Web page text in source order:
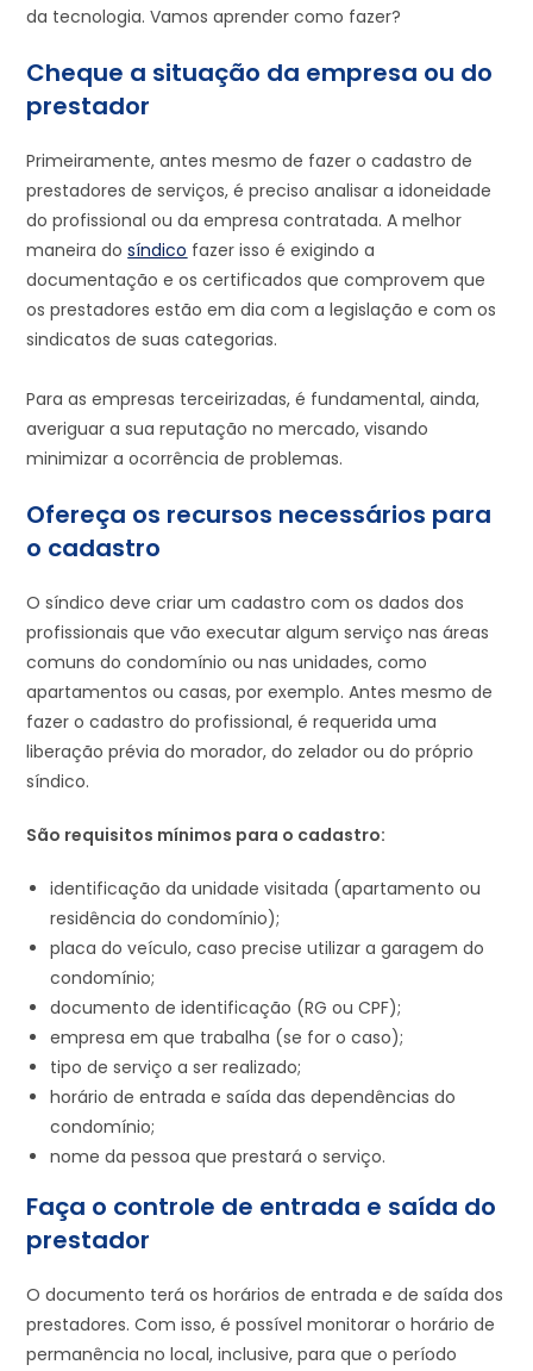
da tecnologia. Vamos aprender como fazer?
Cheque a situação da empresa ou do
prestador
Primeiramente, antes mesmo de fazer o cadastro de
prestadores de serviços, é preciso analisar a idoneidade
do profissional ou da empresa contratada. A melhor
maneira dosíndico fazer isso é exigindo a
documentação e os certificados que comprovem que
os prestadores estão em dia com a legislação e com os
sindicatos de suas categorias.
Para as empresas terceirizadas, é fundamental, ainda,
averiguar a sua reputação no mercado, visando
minimizar a ocorrência de problemas.
Ofereça os recursos necessários para
o cadastro
O síndico deve criar um cadastro com os dados dos
profissionais que vão executar algum serviço nas áreas
comuns do condomínio ou nas unidades, como
apartamentos ou casas, por exemplo. Antes mesmo de
fazer o cadastro do profissional, é requerida uma
liberação prévia do morador, do zelador ou do próprio
síndico.
São requisitos mínimos para o cadastro:
identificação da unidade visitada (apartamento ou
residência do condomínio);
placa do veículo, caso precise utilizar a garagem do
condomínio;
documento de identificação (RG ou CPF);
empresa em que trabalha (se for o caso);
tipo de serviço a ser realizado;
horário de entrada e saída das dependências do
condomínio;
nome da pessoa que prestará o serviço.
Faça o controle de entrada e saída do
prestador
O documento terá os horários de entrada e de saída dos
prestadores. Com isso, é possível monitorar o horário de
permanência no local, inclusive, para que o período